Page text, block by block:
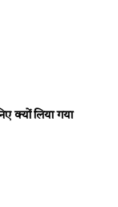
क्यों लिया गया